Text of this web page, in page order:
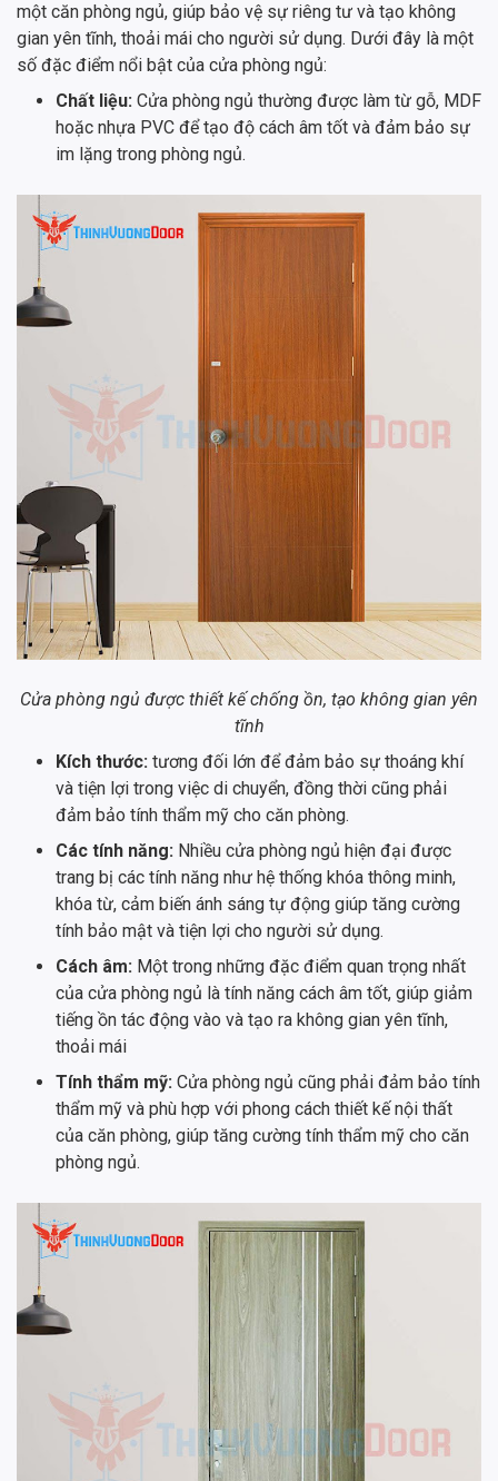
một căn phòng ngủ, giúp bảo vệ sự riêng tư và tạo không
gian yên tĩnh, thoải mái cho người sử dụng. Dưới đây là một
số đặc điểm nổi bật của cửa phòng ngủ:
Chất liệu: Cửa phòng ngủ thường được làm từ gỗ, MDF
hoặc nhựa PVC để tạo độ cách âm tốt và đảm bảo sự
im lặng trong phòng ngủ.
Cửa phòng ngủ được thiết kế chống ồn, tạo không gian yên
tĩnh
Kích thước: tương đối lớn để đảm bảo sự thoáng khí
và tiện lợi trong việc di chuyển, đồng thời cũng phải
đảm bảo tính thẩm mỹ cho căn phòng.
Các tính năng: Nhiều cửa phòng ngủ hiện đại được
trang bị các tính năng như hệ thống khóa thông minh,
khóa từ, cảm biến ánh sáng tự động giúp tăng cường
tính bảo mật và tiện lợi cho người sử dụng.
Cách âm: Một trong những đặc điểm quan trọng nhất
của cửa phòng ngủ là tính năng cách âm tốt, giúp giảm
tiếng ồn tác động vào và tạo ra không gian yên tĩnh,
thoải mái
Tính thẩm mỹ: Cửa phòng ngủ cũng phải đảm bảo tính
thẩm mỹ và phù hợp với phong cách thiết kế nội thất
của căn phòng, giúp tăng cường tính thẩm mỹ cho căn
phòng ngủ.